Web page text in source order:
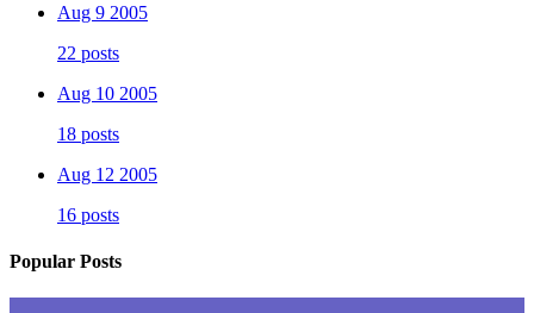
Aug 9 2005
22 posts
Aug 10 2005
18 posts
Aug 12 2005
16 posts
Popular Posts